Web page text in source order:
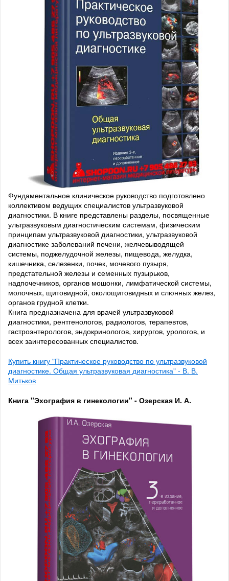
Фундаментальное клиническое руководство подготовлено
коллективом ведущих специалистов ультразвуковой
диагностики. В книге представлены разделы, посвященные
ультразвуковым диагностическим системам, физическим
принципам ультразвуковой диагностики, ультразвуковой
диагностике заболеваний печени, желчевыводящей
системы, поджелудочной железы, пищевода, желудка,
кишечника, селезенки, почек, мочевого пузыря,
предстательной железы и семенных пузырьков,
надпочечников, органов мошонки, лимфатической системы,
молочных, щитовидной, околощитовидных и слюнных желез,
органов грудной клетки.
Книга предназначена для врачей ультразвуковой
диагностики, рентгенологов, радиологов, терапевтов,
гастроэнтерологов, эндокринологов, хирургов, урологов, и
всех заинтересованных специалистов.
Купить книгу "Практическое руководство по ультразвуковой
диагностике. Общая ультразвуковая диагностика" - В. В.
Митьков
Книга "Эхография в гинекологии" - Озерская И. А.